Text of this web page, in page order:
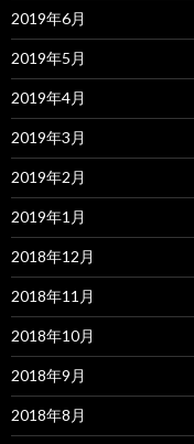
2019年6月
2019年5月
2019年4月
2019年3月
2019年2月
2019年1月
2018年12月
2018年11月
2018年10月
2018年9月
2018年8月